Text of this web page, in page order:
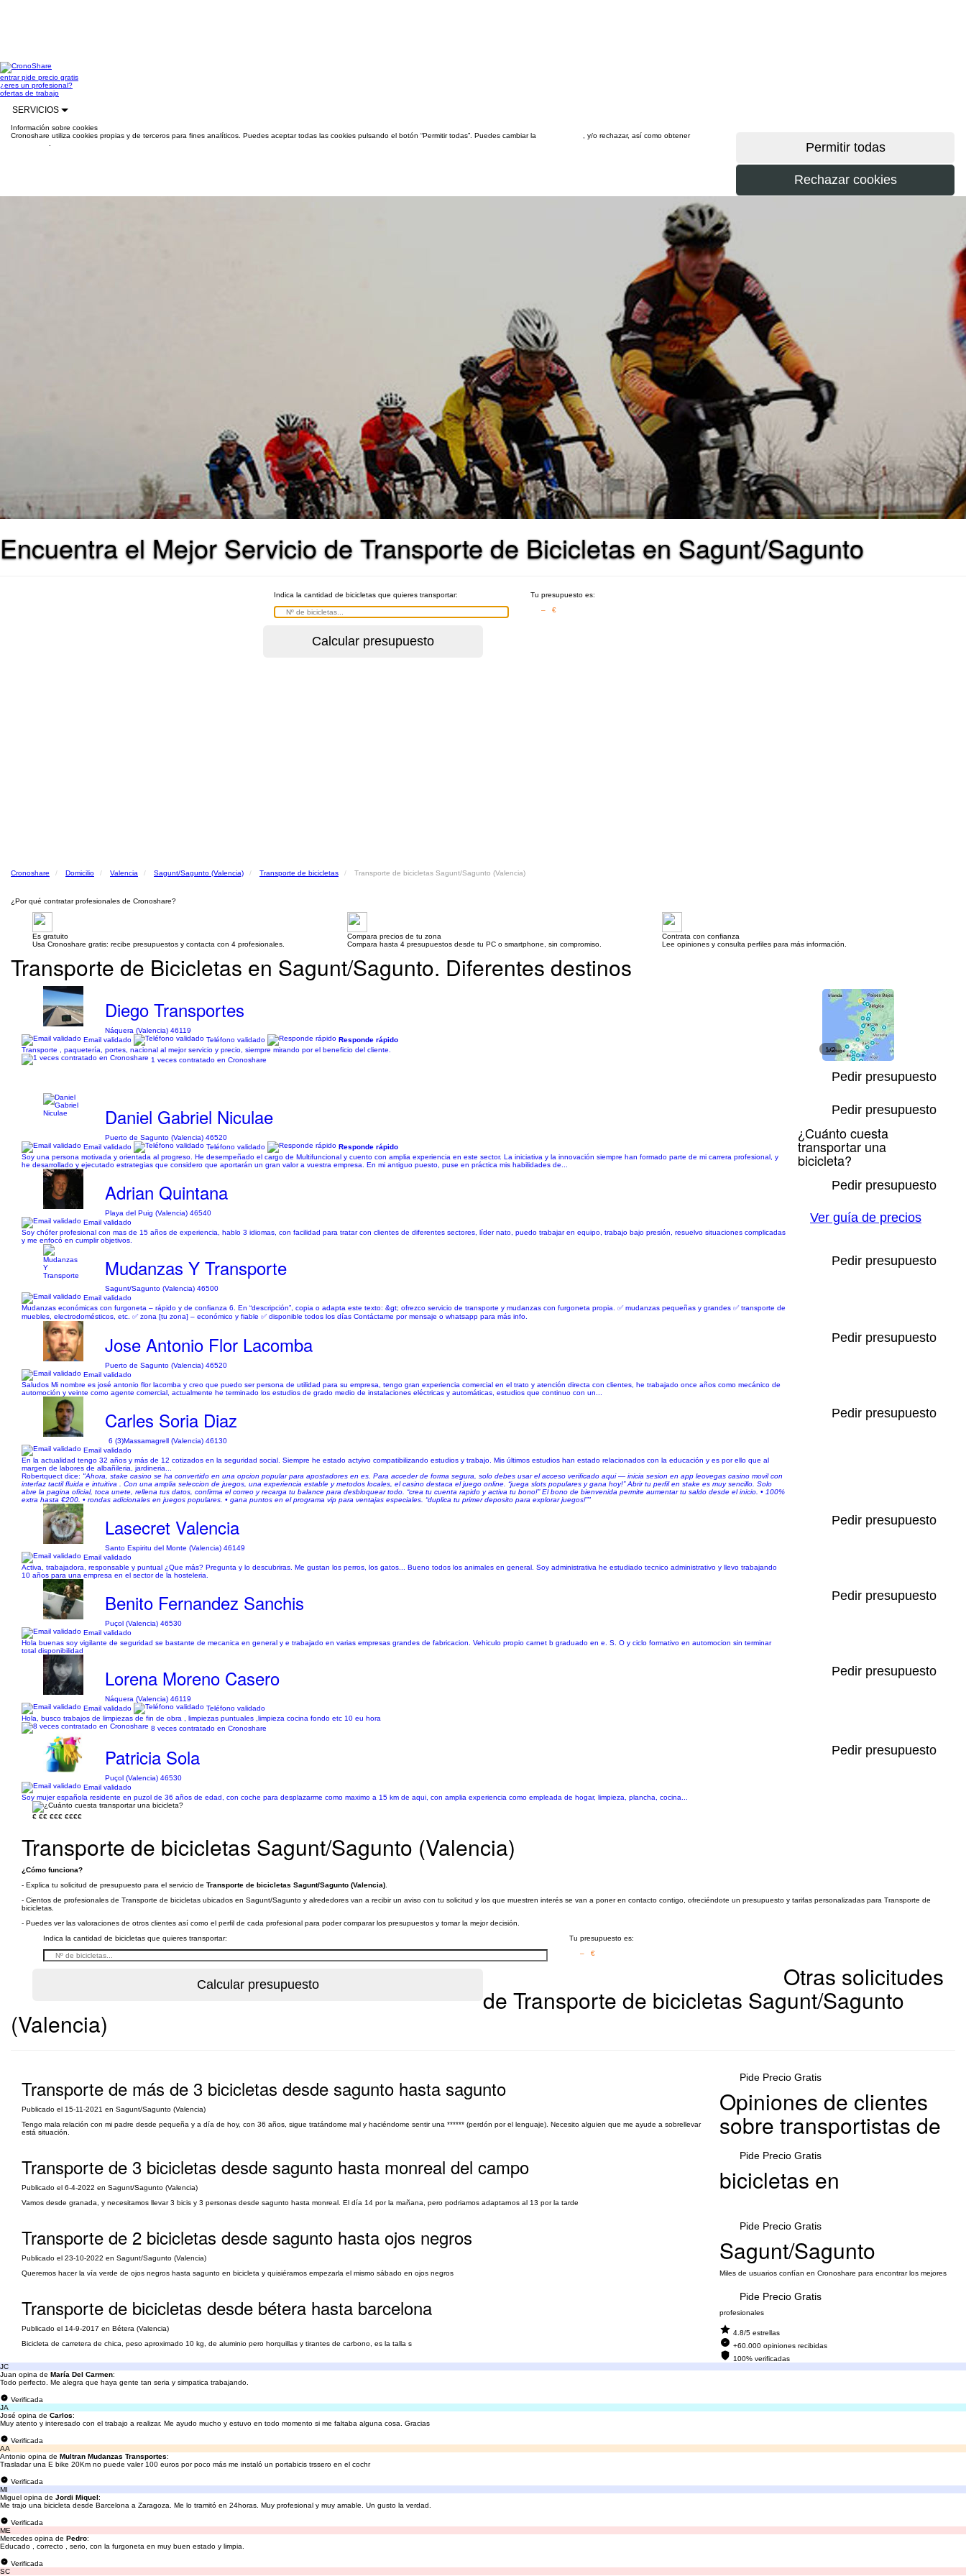
entrarpide precio gratis
¿eres un profesional?
ofertas de trabajo
SERVICIOS
Información sobre cookies
Cronoshare utiliza cookies propias y de terceros para fines analíticos. Puedes aceptar todas las cookies pulsando el botón “Permitir todas”. Puedes cambiar la
, y/o rechazar, así como obtener
Encuentra el Mejor Servicio de Transporte de Bicicletas en Sagunt/Sagunto
Indica la cantidad de bicicletas que quieres transportar:
Tu presupuesto es:
– €
Cronoshare Domicilio Valencia Sagunt/Sagunto (Valencia) Transporte de bicicletas Transporte de bicicletas Sagunt/Sagunto (Valencia)
¿Por qué contratar profesionales de Cronoshare?
Es gratuito
Usa Cronoshare gratis: recibe presupuestos y contacta con 4 profesionales.
Compara precios de tu zona
Compara hasta 4 presupuestos desde tu PC o smartphone, sin compromiso.
Contrata con confianza
Lee opiniones y consulta perfiles para más información.
Transporte de Bicicletas en Sagunt/Sagunto. Diferentes destinos
Diego Transportes
Náquera (Valencia) 46119
Email validado
Teléfono validado
Responde rápido
Transporte , paquetería, portes, nacional al mejor servicio y precio, siempre mirando por el beneficio del cliente.
1 veces contratado en Cronoshare
1/2
Pedir presupuesto
Daniel Gabriel Niculae
Puerto de Sagunto (Valencia) 46520
Email validado
Teléfono validado
Responde rápido
Soy una persona motivada y orientada al progreso. He desempeñado el cargo de Multifuncional y cuento con amplia experiencia en este sector. La iniciativa y la innovación siempre han formado parte de mi carrera profesional, y
he desarrollado y ejecutado estrategias que considero que aportarán un gran valor a vuestra empresa. En mi antiguo puesto, puse en práctica mis habilidades de...
Pedir presupuesto
Adrian Quintana
Playa del Puig (Valencia) 46540
Email validado
Soy chófer profesional con mas de 15 años de experiencia, hablo 3 idiomas, con facilidad para tratar con clientes de diferentes sectores, líder nato, puedo trabajar en equipo, trabajo bajo presión, resuelvo situaciones complicadas
y me enfocó en cumplir objetivos.
Pedir presupuesto
Mudanzas Y Transporte
Sagunt/Sagunto (Valencia) 46500
Email validado
Mudanzas económicas con furgoneta – rápido y de confianza 6. En “descripción”, copia o adapta este texto: &gt; ofrezco servicio de transporte y mudanzas con furgoneta propia. ✅ mudanzas pequeñas y grandes ✅ transporte de
muebles, electrodomésticos, etc. ✅ zona [tu zona] – económico y fiable ✅ disponible todos los días Contáctame por mensaje o whatsapp para más info.
Pedir presupuesto
Jose Antonio Flor Lacomba
Puerto de Sagunto (Valencia) 46520
Email validado
Saludos Mi nombre es josé antonio flor lacomba y creo que puedo ser persona de utilidad para su empresa, tengo gran experiencia comercial en el trato y atención directa con clientes, he trabajado once años como mecánico de
automoción y veinte como agente comercial, actualmente he terminado los estudios de grado medio de instalaciones eléctricas y automáticas, estudios que continuo con un...
Pedir presupuesto
Carles Soria Diaz
6 (3)Massamagrell (Valencia) 46130
Email validado
En la actualidad tengo 32 años y más de 12 cotizados en la seguridad social. Siempre he estado actyivo compatibilizando estudios y trabajo. Mis últimos estudios han estado relacionados con la educación y es por ello que al
margen de labores de albañileria, jardineria...
Robertquect dice: "Ahora, stake casino se ha convertido en una opcion popular para apostadores en es. Para acceder de forma segura, solo debes usar el acceso verificado aqui — inicia sesion en app leovegas casino movil con
interfaz tactil fluida e intuitiva . Con una amplia seleccion de juegos, una experiencia estable y metodos locales, el casino destaca el juego online. “juega slots populares y gana hoy!” Abrir tu perfil en stake es muy sencillo. Solo
abre la pagina oficial, toca unete, rellena tus datos, confirma el correo y recarga tu balance para desbloquear todo. “crea tu cuenta rapido y activa tu bono!” El bono de bienvenida permite aumentar tu saldo desde el inicio. • 100%
extra hasta €200. • rondas adicionales en juegos populares. • gana puntos en el programa vip para ventajas especiales. “duplica tu primer deposito para explorar juegos!”"
Pedir presupuesto
Lasecret Valencia
Santo Espiritu del Monte (Valencia) 46149
Email validado
Activa, trabajadora, responsable y puntual ¿Que más? Pregunta y lo descubriras. Me gustan los perros, los gatos... Bueno todos los animales en general. Soy administrativa he estudiado tecnico administrativo y llevo trabajando
10 años para una empresa en el sector de la hosteleria.
Pedir presupuesto
Benito Fernandez Sanchis
Puçol (Valencia) 46530
Email validado
Hola buenas soy vigilante de seguridad se bastante de mecanica en general y e trabajado en varias empresas grandes de fabricacion. Vehiculo propio carnet b graduado en e. S. O y ciclo formativo en automocion sin terminar
total disponibilidad
Pedir presupuesto
Lorena Moreno Casero
Náquera (Valencia) 46119
Email validado
Teléfono validado
Hola, busco trabajos de limpiezas de fin de obra , limpiezas puntuales ,limpieza cocina fondo etc 10 eu hora
8 veces contratado en Cronoshare
Pedir presupuesto
Patricia Sola
Puçol (Valencia) 46530
Email validado
Soy mujer española residente en puzol de 36 años de edad, con coche para desplazarme como maximo a 15 km de aqui, con amplia experiencia como empleada de hogar, limpieza, plancha, cocina...
Pedir presupuesto
¿Cuánto cuesta
transportar una
bicicleta?
Ver guía de precios
€ €€ €€€ €€€€
Transporte de bicicletas Sagunt/Sagunto (Valencia)
¿Cómo funciona?
- Explica tu solicitud de presupuesto para el servicio de Transporte de bicicletas Sagunt/Sagunto (Valencia)
- Cientos de profesionales de Transporte de bicicletas ubicados en Sagunt/Sagunto y alrededores van a recibir un aviso con tu solicitud y los que muestren interés se van a poner en contacto contigo, ofreciéndote un presupuesto y tarifas personalizadas para Transporte de
bicicletas.
- Puedes ver las valoraciones de otros clientes así como el perfil de cada profesional para poder comparar los presupuestos y tomar la mejor decisión.
Indica la cantidad de bicicletas que quieres transportar:
Tu presupuesto es:
– €
Otras solicitudes
de Transporte de bicicletas Sagunt/Sagunto
(Valencia)
Transporte de más de 3 bicicletas desde sagunto hasta sagunto
Publicado el 15-11-2021 en Sagunt/Sagunto (Valencia)
Tengo mala relación con mi padre desde pequeña y a día de hoy, con 36 años, sigue tratándome mal y haciéndome sentir una ****** (perdón por el lenguaje). Necesito alguien que me ayude a sobrellevar
está situación.
Pide Precio Gratis
Transporte de 3 bicicletas desde sagunto hasta monreal del campo
Publicado el 6-4-2022 en Sagunt/Sagunto (Valencia)
Vamos desde granada, y necesitamos llevar 3 bicis y 3 personas desde sagunto hasta monreal. El día 14 por la mañana, pero podriamos adaptarnos al 13 por la tarde
Pide Precio Gratis
Transporte de 2 bicicletas desde sagunto hasta ojos negros
Publicado el 23-10-2022 en Sagunt/Sagunto (Valencia)
Queremos hacer la vía verde de ojos negros hasta sagunto en bicicleta y quisiéramos empezarla el mismo sábado en ojos negros
Pide Precio Gratis
Transporte de bicicletas desde bétera hasta barcelona
Publicado el 14-9-2017 en Bétera (Valencia)
Bicicleta de carretera de chica, peso aproximado 10 kg, de aluminio pero horquillas y tirantes de carbono, es la talla s
Pide Precio Gratis
Opiniones de clientes
sobre transportistas de
bicicletas en
Sagunt/Sagunto
Miles de usuarios confían en Cronoshare para encontrar los mejores
profesionales
4.8/5 estrellas
+60.000 opiniones recibidas
100% verificadas
JC
Juan opina de María Del Carmen:
Todo perfecto. Me alegra que haya gente tan seria y simpatica trabajando.
Verificada
JA
José opina de Carlos:
Muy atento y interesado con el trabajo a realizar. Me ayudo mucho y estuvo en todo momento si me faltaba alguna cosa. Gracias
Verificada
AA
Antonio opina de Multran Mudanzas Transportes:
Trasladar una E bike 20Km no puede valer 100 euros por poco más me instaló un portabicis trssero en el cochr
Verificada
MI
Miguel opina de Jordi Miquel:
Me trajo una bicicleta desde Barcelona a Zaragoza. Me lo tramitó en 24horas. Muy profesional y muy amable. Un gusto la verdad.
Verificada
ME
Mercedes opina de Pedro:
Educado , correcto , serio, con la furgoneta en muy buen estado y limpia.
Verificada
SC